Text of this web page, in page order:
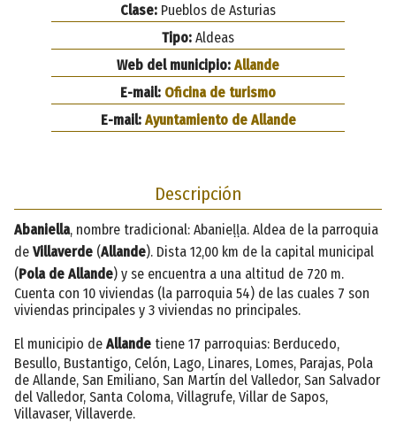
Clase: Pueblos de Asturias
Tipo: Aldeas
Web del municipio: Allande
E-mail: Oficina de turismo
E-mail: Ayuntamiento de Allande
Descripción
Abaniella, nombre tradicional: Abanieḷḷa. Aldea de la parroquia
de Villaverde (Allande). Dista 12,00 km de la capital municipal
(Pola de Allande) y se encuentra a una altitud de 720 m.
Cuenta con 10 viviendas (la parroquia 54) de las cuales 7 son
viviendas principales y 3 viviendas no principales.
El municipio de Allande tiene 17 parroquias: Berducedo,
Besullo, Bustantigo, Celón, Lago, Linares, Lomes, Parajas, Pola
de Allande, San Emiliano, San Martín del Valledor, San Salvador
del Valledor, Santa Coloma, Villagrufe, Villar de Sapos,
Villavaser, Villaverde.